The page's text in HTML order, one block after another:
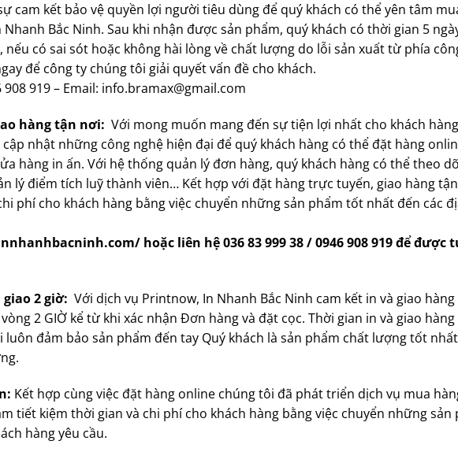
cam kết bảo vệ quyền lợi người tiêu dùng để quý khách có thể yên tâm
Bắc Ninh. Sau khi nhận được sản phẩm, quý khách có thời gian 5
có sai sót hoặc không hài lòng về chất lượng do lỗi sản xuất từ phía
để công ty chúng tôi giải quyết vấn đề cho khách.
919 – Email: info.bramax@gmail.com
hàng tận nơi: Với mong muốn mang đến sự tiện lợi nhất cho khách
nhật những công nghệ hiện đại để quý khách hàng có thể đặt hàng
hàng in ấn. Với hệ thống quản lý đơn hàng, quý khách hàng có thể theo
lý điểm tích luỹ thành viên… Kết hợp với đặt hàng trực tuyến, giao hàng
phí cho khách hàng bằng việc chuyển những sản phẩm tốt nhất đến các
hoặc liên hệ 036 83 999 38 / 0946 908 919 để được
2 giờ: Với dịch vụ Printnow, In Nhanh Bắc Ninh cam kết in và giao
2 GIỜ kể từ khi xác nhận Đơn hàng và đặt cọc. Thời gian in và giao hàng
đảm bảo sản phẩm đến tay Quý khách là sản phẩm chất lượng tốt
Kết hợp cùng việc đặt hàng online chúng tôi đã phát triển dịch vụ mua
tiết kiệm thời gian và chi phí cho khách hàng bằng việc chuyển những sản
hàng yêu cầu.